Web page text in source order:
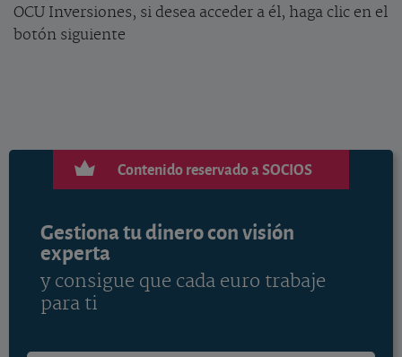
OCU Inversiones, si desea acceder a él, haga clic en el
botón siguiente
Contenido reservado a SOCIOS
Gestiona tu dinero con visión
experta
y consigue que cada euro trabaje
para ti